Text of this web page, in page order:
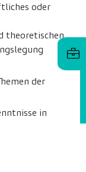
oder
theoretischen
der
in